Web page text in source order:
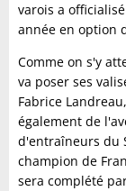
varois a
année en option
Comme on s'y
va poser ses
Fabrice
également de
d'entraîneurs du
champion de
sera complété